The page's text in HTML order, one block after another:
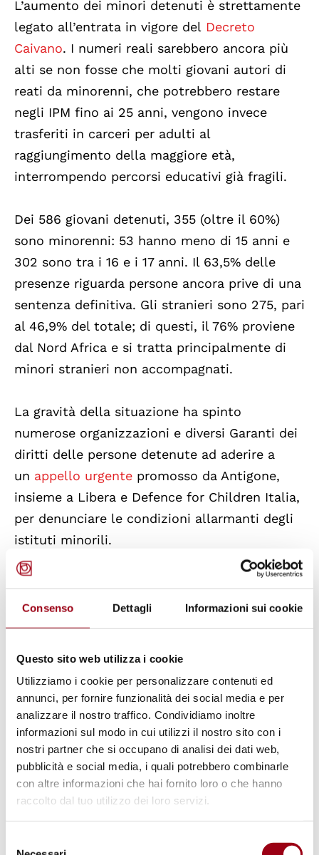
Consenso Dettagli Informazioni sui cookie
Questo sito web utilizza i cookie
Utilizziamo i cookie per personalizzare contenuti ed
annunci, per fornire funzionalità dei social media e per
analizzare il nostro traffico. Condividiamo inoltre
informazioni sul modo in cui utilizzi il nostro sito con i
nostri partner che si occupano di analisi dei dati web,
pubblicità e social media, i quali potrebbero combinarle
con altre informazioni che hai fornito loro o che hanno
raccolto dal tuo utilizzo dei loro servizi.
L’aumento dei minori detenuti è strettamente
legato all’entrata in vigore del Decreto
Caivano. I numeri reali sarebbero ancora più
alti se non fosse che molti giovani autori di
reati da minorenni, che potrebbero restare
negli IPM fino ai 25 anni, vengono invece
trasferiti in carceri per adulti al
raggiungimento della maggiore età,
interrompendo percorsi educativi già fragili.
Dei 586 giovani detenuti, 355 (oltre il 60%)
sono minorenni: 53 hanno meno di 15 anni e
302 sono tra i 16 e i 17 anni. Il 63,5% delle
presenze riguarda persone ancora prive di una
sentenza definitiva. Gli stranieri sono 275, pari
al 46,9% del totale; di questi, il 76% proviene
dal Nord Africa e si tratta principalmente di
minori stranieri non accompagnati.
La gravità della situazione ha spinto
numerose organizzazioni e diversi Garanti dei
diritti delle persone detenute ad aderire a
un appello urgente promosso da Antigone,
insieme a Libera e Defence for Children Italia,
per denunciare le condizioni allarmanti degli
istituti minorili.
Proteste, autolesionismo e suicidi
Al 25 luglio 2025 i suicidi registrati negli
dell’anno erano 45: tra le persone decedute
due erano donne e 22 straniere. Molti episodi
si sono verificati nelle fasi particolarmente
delicate dell’ingresso in carcere o del fine
pena.
Almeno cinque delle persone che si sono
tolte la vita soffrivano di disturbi psichici, tre
dodici risultavano senza fissa dimora.